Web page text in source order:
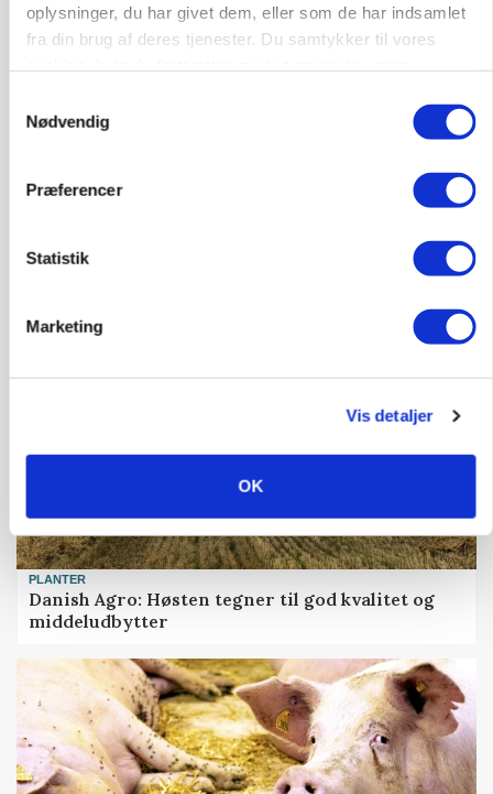
oplysninger, du har givet dem, eller som de har indsamlet
fra din brug af deres tjenester. Du samtykker til vores
Nødvendig
Præferencer
Statistik
Marketing
Vis detaljer
OK
BUSINESS
Lave grisepriser og nye regler øger landbobanks
forsigtighed
københavnsk restaurantkæde
PLANTER
Danish Agro: Høsten tegner til god kvalitet og
middeludbytter